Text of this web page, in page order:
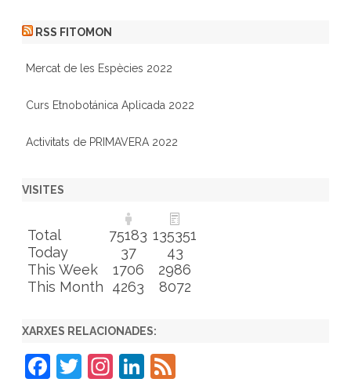
RSS FITOMON
Mercat de les Espècies 2022
Curs Etnobotánica Aplicada 2022
Activitats de PRIMAVERA 2022
VISITES
Total 75183 135351
Today
37
43
This Week
1706
2986
This Month
4263 8072
XARXES RELACIONADES:
F
T
In Li